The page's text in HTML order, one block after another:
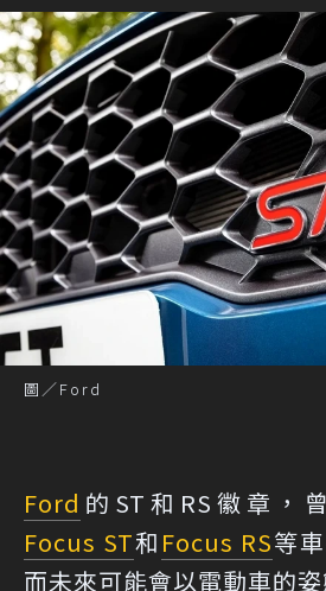
圖／Ford
Ford 的ST和RS徽章，
Focus ST和 Focus RS等
而未來可能會以電動車的姿